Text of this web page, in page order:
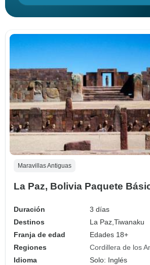
Maravillas Antiguas
La Paz, Bolivia Paquete
Duración
3 días
Destinos
La Paz,Tiwanaku
Franja de edad
Edades 18+
Regiones
Cordillera de los
Idioma
Solo: Inglés